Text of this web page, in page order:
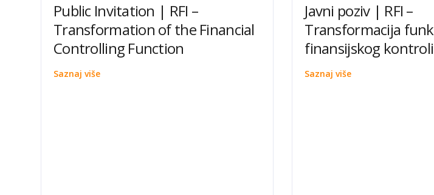
Public Invitation | RFI –
Transformation of the Financial
Controlling Function
Saznaj više
Javni poziv | RFI –
Transformacija
finansijskog
Saznaj više